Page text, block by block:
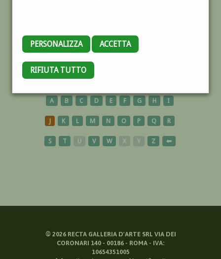
PERSONALIZZA ACCETTA
RIFIUTA TUTTO
USA
A B C D E F G H I
J K L M N O P Q R
S T U V W X Y Z ⬅
© 2026RECTA GALLERIA D'ARTE SRL VIA DEI
CORONARI 140 - 00186 - ROMA - IVA:
10654351005